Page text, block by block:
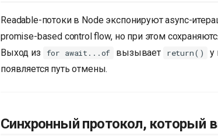
Readable-потоки в Node экспонируют async-
promise-based control flow, но при этом
Выход из
for await...of вызывает return()
у
появляется путь отмены.
Синхронный протокол, который